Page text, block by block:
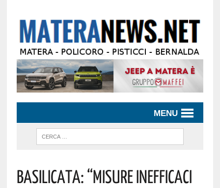
MENU
Basilicata: “Misure Inefficaci